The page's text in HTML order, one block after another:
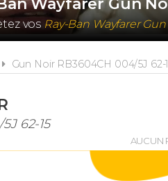
vos Ray-Ban Wayfarer
Gun Noir RB3604CH 004/5J 62-
62-15
AUCUN